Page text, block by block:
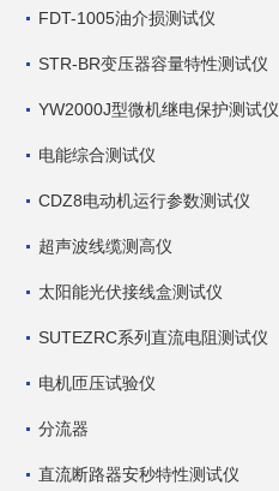
FDT-1005油介损测试仪
STR-BR变压器容量特性测试仪
YW2000J型微机继电保护测试仪
电能综合测试仪
CDZ8电动机运行参数测试仪
超声波线缆测高仪
太阳能光伏接线盒测试仪
SUTEZRC系列直流电阻测试仪
电机匝压试验仪
分流器
直流断路器安秒特性测试仪